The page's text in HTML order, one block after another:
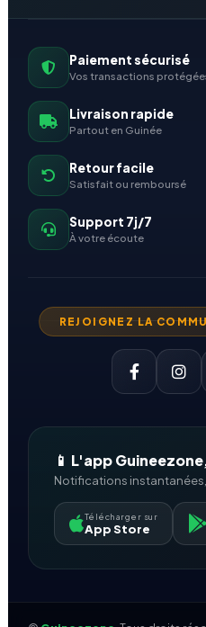
Paiement sécurisé
Vos transactions
Livraison rapide
Partout en Guinée
Retour facile
Satisfait ou remboursé
Support 7j/7
À votre écoute
REJOIGNEZ LA
📱 L'app
Notifications
Télécharger sur
App Store